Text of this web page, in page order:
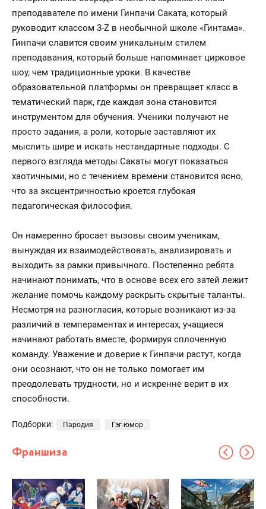
преподавателе по имени Гинпачи Саката, который
руководит классом 3-Z в необычной школе «Гинтама».
Гинпачи славится своим уникальным стилем
преподавания, который больше напоминает цирковое
шоу, чем традиционные уроки. В качестве
образовательной платформы он превращает класс в
тематический парк, где каждая зона становится
инструментом для обучения. Ученики получают не
просто задания, а роли, которые заставляют их
мыслить шире и искать нестандартные подходы. С
первого взгляда методы Сакаты могут показаться
хаотичными, но с течением времени становится ясно,
что за эксцентричностью кроется глубокая
педагогическая философия.
Он намеренно бросает вызовы своим ученикам,
вынуждая их взаимодействовать, анализировать и
выходить за рамки привычного. Постепенно ребята
начинают понимать, что в основе всех его затей лежит
желание помочь каждому раскрыть скрытые таланты.
Несмотря на разногласия, которые возникают из-за
различий в темпераментах и интересах, учащиеся
начинают работать вместе, формируя сплоченную
команду. Уважение и доверие к Гинпачи растут, когда
они осознают, что он не только помогает им
преодолевать трудности, но и искренне верит в их
способности.
Подборки: Пародия Гэг-юмор
Франшиза